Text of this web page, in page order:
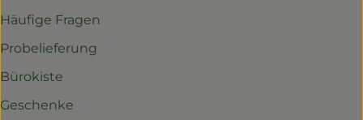
Häufige Fragen
Probelieferung
Bürokiste
Geschenke